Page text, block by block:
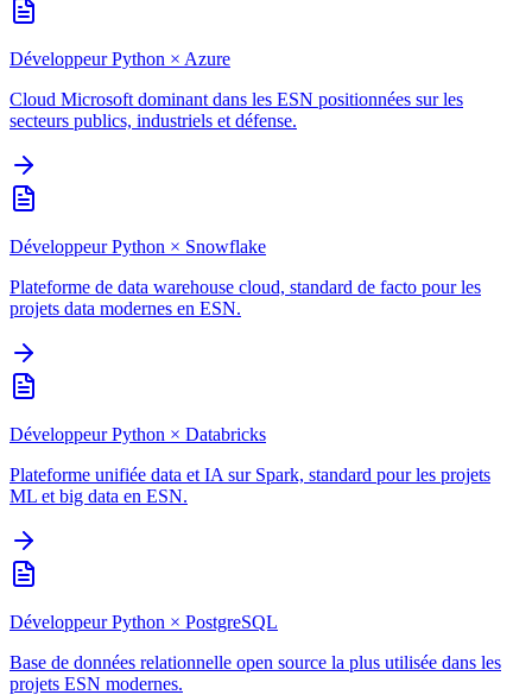
Développeur Python × Azure
Cloud Microsoft dominant dans les ESN positionnées sur les
secteurs publics, industriels et défense.
Développeur Python × Snowflake
Plateforme de data warehouse cloud, standard de facto pour les
projets data modernes en ESN.
Développeur Python × Databricks
Plateforme unifiée data et IA sur Spark, standard pour les projets
ML et big data en ESN.
Développeur Python × PostgreSQL
Base de données relationnelle open source la plus utilisée dans les
projets ESN modernes.